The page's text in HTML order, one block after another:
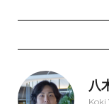
八
Koki